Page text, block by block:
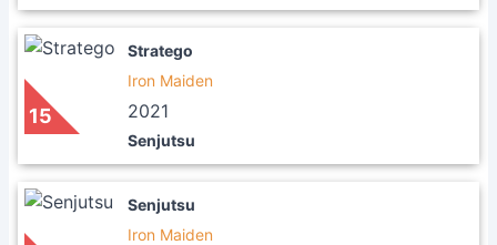
15
Stratego
Iron Maiden
2021
Senjutsu
Senjutsu
Iron Maiden